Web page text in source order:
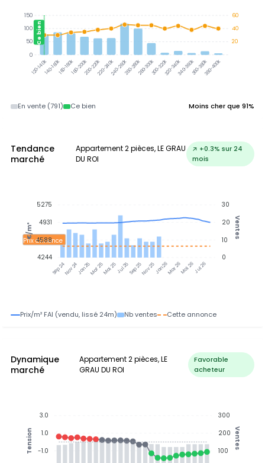
120-140k140-160k160-180k180-200k200-220k220-240k240-260k260-280k280-300k300-320k320-340k340-360k360-380k380-400k
Ce bien
60
40
20
150
100
50
0
En vente (791) Ce bien Moins cher que 91%
Tendance
marché
Appartement 2 pièces, LE GRAU
DU ROI
↗ +0.3% sur 24
mois
Sep 24Nov 24Jan 25Mar 25Mai 25Jul 25Sep 25Nov 25Jan 26Mar 26Mai 26Jul 26
Prix annonce
30
20
10
0
Ventes
5275
4931
4588
4244
€/m²
Prix/m² FAI (vendu, lissé 24m) Nb ventes Cette annonce
Dynamique
marché
Appartement 2 pièces, LE
GRAU DU ROI
Favorable
acheteur
300
200
100
Ventes
3.0
1.0
-1.0
Tension